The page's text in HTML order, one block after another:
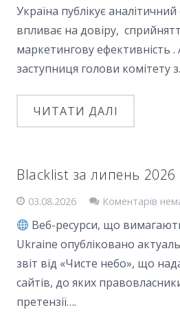
Україна публікує
впливає на довіру,
маркетингову ефективність
заступниця голови комітету
ЧИТАТИ ДАЛІ
Blacklist за липень 2026
03.08.2026 Коментарів
Веб-ресурси, що
Ukraine опубліковано
звіт від «Чисте небо», що
сайтів, до яких
претензії….